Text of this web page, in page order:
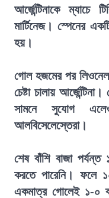
আর্জেন্টিনাকে ম্যাচে
মার্টিনেজ। স্পেনের
হয়।
গোল হজমের পর লিওনেল
চেষ্টা চালায়
সামনে সুযোগ
আলবিসেলেস্তেরা।
শেষ বাঁশি বাজা
করতে পারেনি। ফলে
একমাত্র গোলেই ১-০